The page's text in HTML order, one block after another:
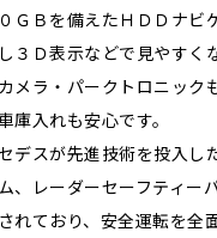
ＧＢを備えたＨＤＤナビ
３Ｄ表示などで見やすく
メラ・パークトロニック
庫入れも安心です。
デスが先進技術を投入し
、レーダーセーフティー
れており、安全運転を全